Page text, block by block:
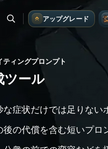
アップグレード
ティングプロンプト
ツール
症状だけでは足りない
の代償を含む短いプロ